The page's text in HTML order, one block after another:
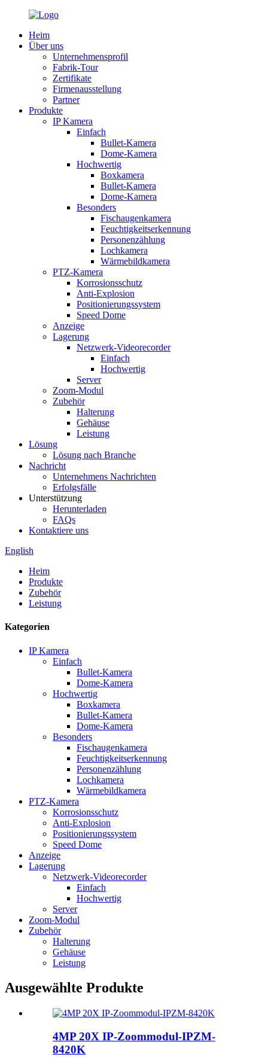
Heim
Über uns
Unternehmensprofil
Fabrik-Tour
Zertifikate
Firmenausstellung
Partner
Produkte
IP Kamera
Einfach
Bullet-Kamera
Dome-Kamera
Hochwertig
Boxkamera
Bullet-Kamera
Dome-Kamera
Besonders
Fischaugenkamera
Feuchtigkeitserkennung
Personenzählung
Lochkamera
Wärmebildkamera
PTZ-Kamera
Korrosionsschutz
Anti-Explosion
Positionierungssystem
Speed ​​Dome
Anzeige
Lagerung
Netzwerk-Videorecorder
Einfach
Hochwertig
Server
Zoom-Modul
Zubehör
Halterung
Gehäuse
Leistung
Lösung
Lösung nach Branche
Nachricht
Unternehmens Nachrichten
Erfolgsfälle
Unterstützung
Herunterladen
FAQs
Kontaktiere uns
English
Heim
Produkte
Zubehör
Leistung
Kategorien
IP Kamera
Einfach
Bullet-Kamera
Dome-Kamera
Hochwertig
Boxkamera
Bullet-Kamera
Dome-Kamera
Besonders
Fischaugenkamera
Feuchtigkeitserkennung
Personenzählung
Lochkamera
Wärmebildkamera
PTZ-Kamera
Korrosionsschutz
Anti-Explosion
Positionierungssystem
Speed ​​Dome
Anzeige
Lagerung
Netzwerk-Videorecorder
Einfach
Hochwertig
Server
Zoom-Modul
Zubehör
Halterung
Gehäuse
Leistung
Ausgewählte Produkte
4MP 20X IP-Zoommodul-IPZM-
8420K